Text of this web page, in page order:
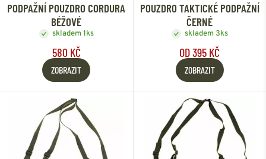
PODPAŽNÍ POUZDRO CORDURA
BÉŽOVÉ
skladem 1ks
580 KČ
ZOBRAZIT
POUZDRO TAKTICKÉ PODPAŽNÍ
ČERNÉ
skladem 3ks
OD 395 KČ
ZOBRAZIT